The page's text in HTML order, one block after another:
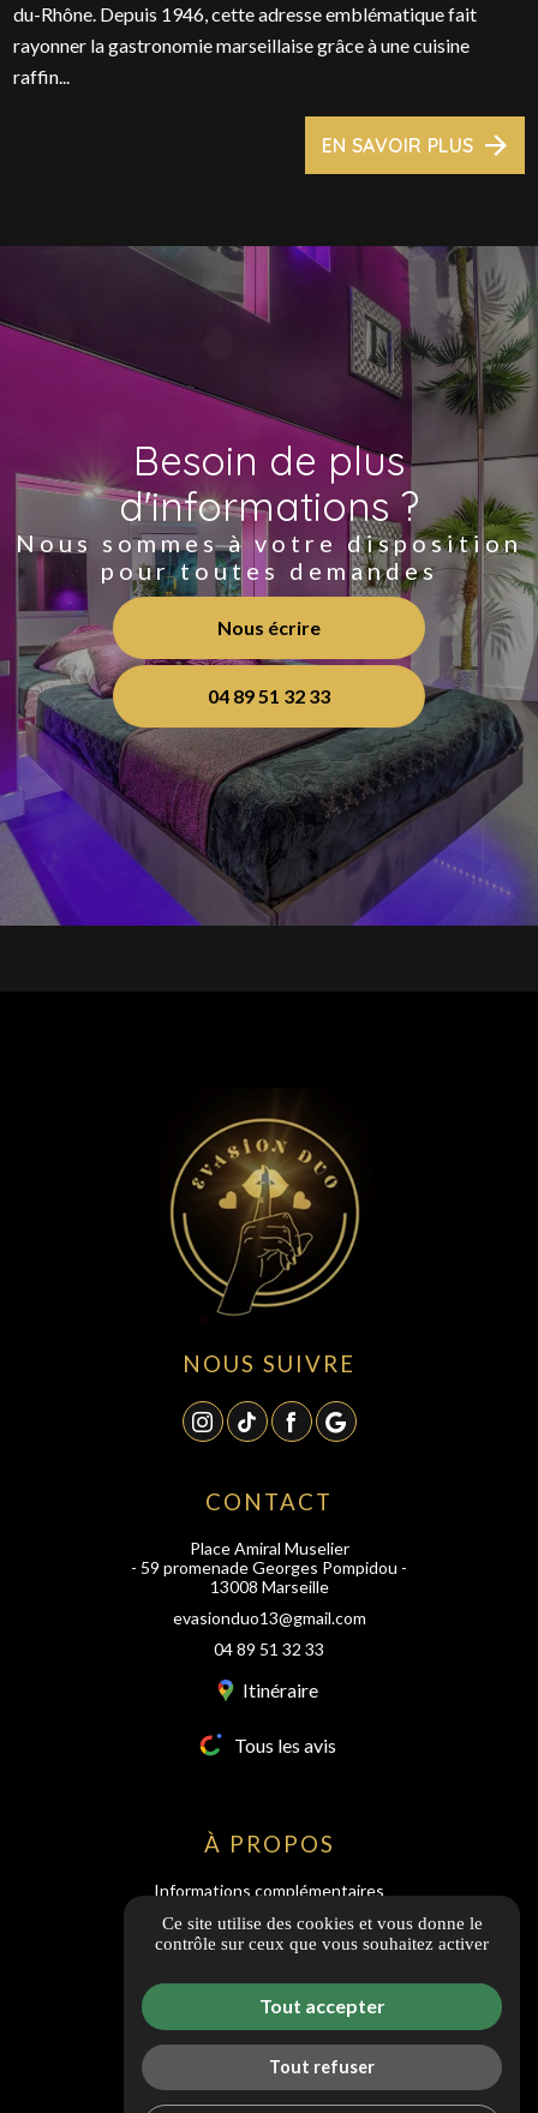
du-Rhône. Depuis 1946, cette adresse emblématique fait
rayonner la gastronomie marseillaise grâce à une cuisine
raffin...
EN SAVOIR PLUS
Besoin de plus
d'informations ?
Nous sommes à votre disposition
pour toutes demandes
Nous écrire
04 89 51 32 33
NOUS SUIVRE
CONTACT
Place Amiral Muselier
- 59 promenade Georges Pompidou -
13008 Marseille
evasionduo13@gmail.com
04 89 51 32 33
Itinéraire
Tous les avis
À PROPOS
Informations complémentaires
Mentions légales
CGV
Politique de confidentialité
Guide local
Gestion des cookies
Ce site utilise des cookies et vous donne le
contrôle sur ceux que vous souhaitez activer
Tout accepter
Tout refuser